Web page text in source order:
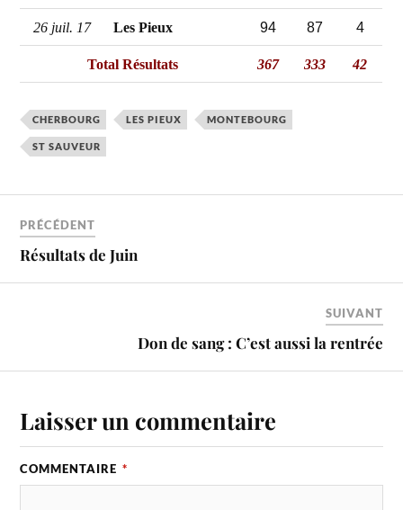
26 juil. 17 Les Pieux 94 87 4
Total Résultats 367 333 42
CHERBOURG LES PIEUX MONTEBOURG
ST SAUVEUR
PRÉCÉDENT
Résultats de Juin
SUIVANT
Don de sang : C’est aussi la rentrée
Laisser un commentaire
COMMENTAIRE *